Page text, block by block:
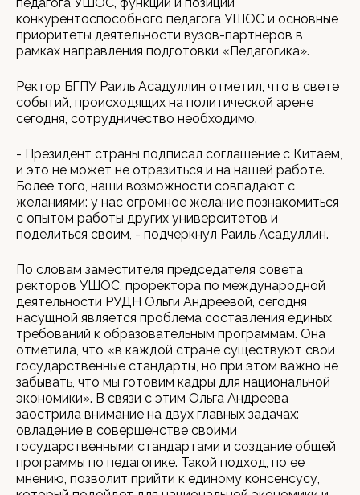
конкурентоспособного педагога УШОС и основные
приоритеты деятельности вузов-партнеров в
рамках направления подготовки «Педагогика».
Ректор БГПУ Раиль Асадуллин отметил, что в свете
событий, происходящих на политической арене
сегодня, сотрудничество необходимо.
- Президент страны подписал соглашение с Китаем,
и это не может не отразиться и на нашей работе.
Более того, наши возможности совпадают с
желаниями: у нас огромное желание познакомиться
с опытом работы других университетов и
поделиться своим, - подчеркнул Раиль Асадуллин.
По словам заместителя председателя совета
ректоров УШОС, проректора по международной
деятельности РУДН Ольги Андреевой, сегодня
насущной является проблема составления единых
требований к образовательным программам. Она
отметила, что «в каждой стране существуют свои
государственные стандарты, но при этом важно не
забывать, что мы готовим кадры для национальной
экономики». В связи с этим Ольга Андреева
заострила внимание на двух главных задачах:
овладение в совершенстве своими
государственными стандартами и создание общей
программы по педагогике. Такой подход, по ее
мнению, позволит прийти к единому консенсусу,